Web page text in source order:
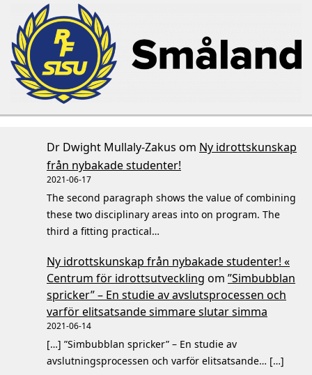
Dr Dwight Mullaly-Zakus om Ny idrottskunskap
från nybakade studenter!
2021-06-17
The second paragraph shows the value of combining
these two disciplinary areas into on program. The
third a fitting practical…
Ny idrottskunskap från nybakade studenter! «
Centrum för idrottsutveckling om ”Simbubblan
spricker” – En studie av avslutsprocessen och
varför elitsatsande simmare slutar simma
2021-06-14
[…] ”Simbubblan spricker” – En studie av
avslutningsprocessen och varför elitsatsande… […]